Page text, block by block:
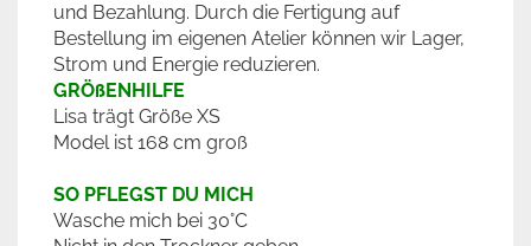
und Bezahlung. Durch die Fertigung auf
Bestellung im eigenen Atelier können wir Lager,
Strom und Energie reduzieren.
GRÖßENHILFE
Lisa trägt Größe XS
Model ist 168 cm groß
SO PFLEGST DU MICH
Wasche mich bei 30°C